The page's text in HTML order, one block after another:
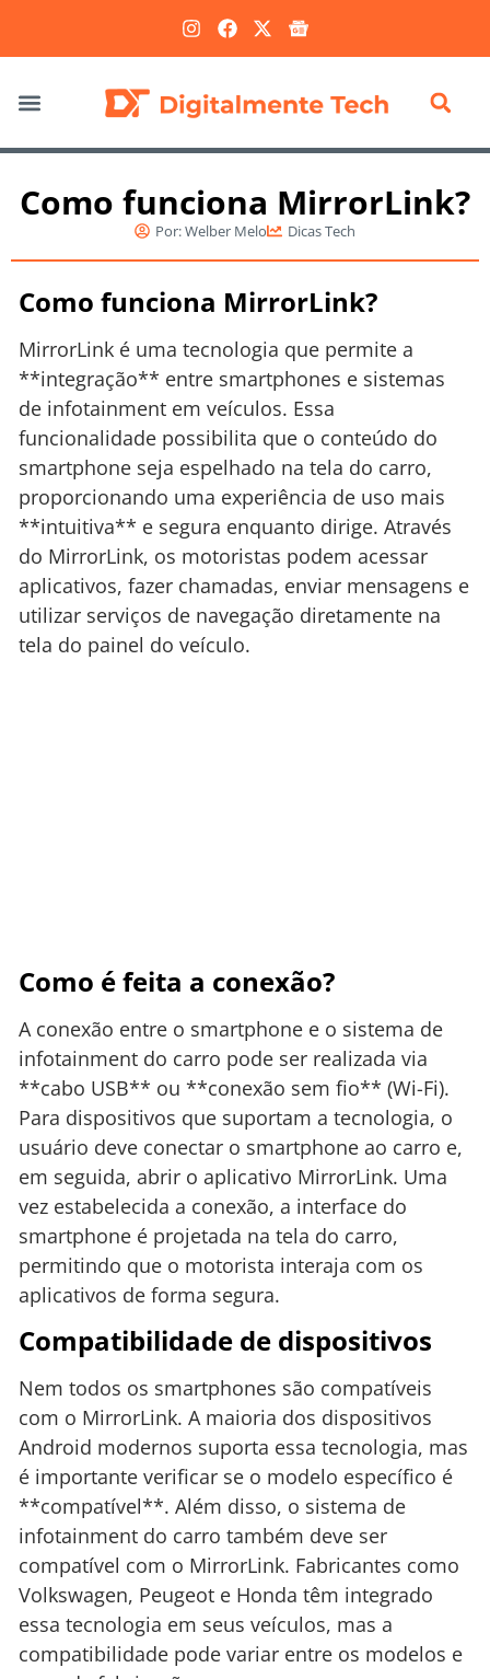
Como funciona MirrorLink?
Por:Welber Melo Dicas Tech
Como funciona MirrorLink?
MirrorLink é uma tecnologia que permite a
**integração** entre smartphones e sistemas
de infotainment em veículos. Essa
funcionalidade possibilita que o conteúdo do
smartphone seja espelhado na tela do carro,
proporcionando uma experiência de uso mais
**intuitiva** e segura enquanto dirige. Através
do MirrorLink, os motoristas podem acessar
aplicativos, fazer chamadas, enviar mensagens e
utilizar serviços de navegação diretamente na
tela do painel do veículo.
Como é feita a conexão?
A conexão entre o smartphone e o sistema de
infotainment do carro pode ser realizada via
**cabo USB** ou **conexão sem fio** (Wi-Fi).
Para dispositivos que suportam a tecnologia, o
usuário deve conectar o smartphone ao carro e,
em seguida, abrir o aplicativo MirrorLink. Uma
vez estabelecida a conexão, a interface do
smartphone é projetada na tela do carro,
permitindo que o motorista interaja com os
aplicativos de forma segura.
Compatibilidade de dispositivos
Nem todos os smartphones são compatíveis
com o MirrorLink. A maioria dos dispositivos
Android modernos suporta essa tecnologia, mas
é importante verificar se o modelo específico é
**compatível**. Além disso, o sistema de
infotainment do carro também deve ser
compatível com o MirrorLink. Fabricantes como
Volkswagen, Peugeot e Honda têm integrado
essa tecnologia em seus veículos, mas a
compatibilidade pode variar entre os modelos e